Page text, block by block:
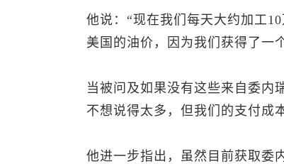
他说：“现在我们每天大约加工
美国的油价，因为我们获得了一
当被问及如果没有这些来自委内
不想说得太多，但我们的支付成
他进一步指出，虽然目前获取委